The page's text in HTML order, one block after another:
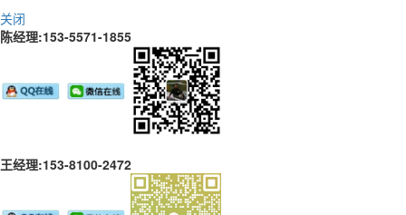
关闭
陈经理:153-5571-1855
王经理:153-8100-2472